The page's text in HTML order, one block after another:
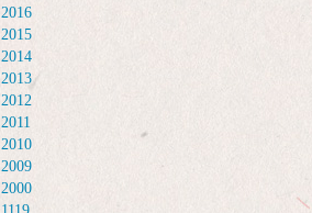
2016
2015
2014
2013
2012
2011
2010
2009
2000